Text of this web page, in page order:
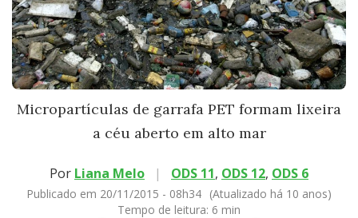
Micropartículas de garrafa PET formam lixeira
a céu aberto em alto mar
Por Liana Melo | ODS 11, ODS 12, ODS 6
Publicado em 20/11/2015 - 08h34 (Atualizado há 10 anos)
Tempo de leitura: 6 min